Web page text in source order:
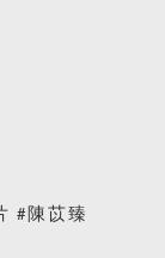
#陳苡臻